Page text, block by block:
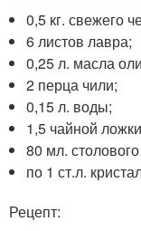
0,5 кг. свежего
6 листов лавра;
0,25 л. масла
2 перца чили;
0,15 л. воды;
1,5 чайной
80 мл. столового
по 1 ст.л.
Рецепт: